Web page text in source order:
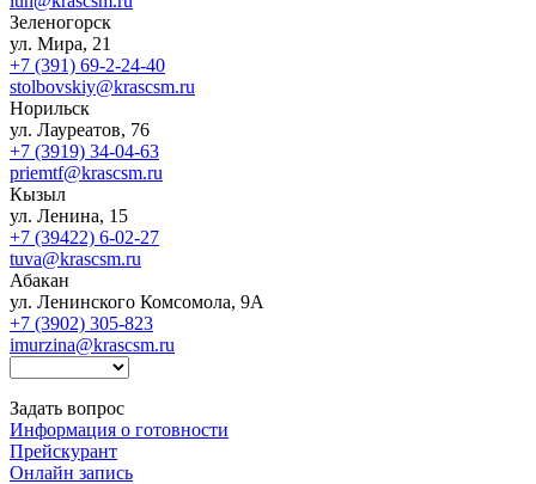
Зеленогорск
ул. Мира, 21
+7 (391) 69-2-24-40
stolbovskiy@krascsm.ru
Норильск
ул. Лауреатов, 76
+7 (3919) 34-04-63
priemtf@krascsm.ru
Кызыл
ул. Ленина, 15
+7 (39422) 6-02-27
tuva@krascsm.ru
Абакан
ул. Ленинского Комсомола, 9А
+7 (3902) 305-823
imurzina@krascsm.ru
Задать вопрос
Информация о готовности
Прейскурант
Онлайн запись